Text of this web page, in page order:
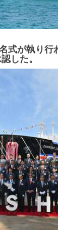
式が執り行
した。